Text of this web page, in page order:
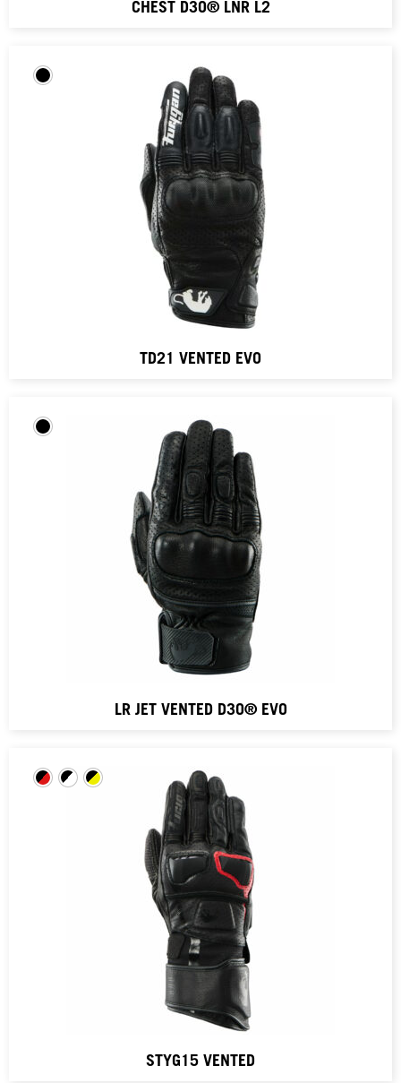
CHEST D3O® LNR L2
TD21 VENTED EVO
LR JET VENTED D3O® EVO
STYG15 VENTED